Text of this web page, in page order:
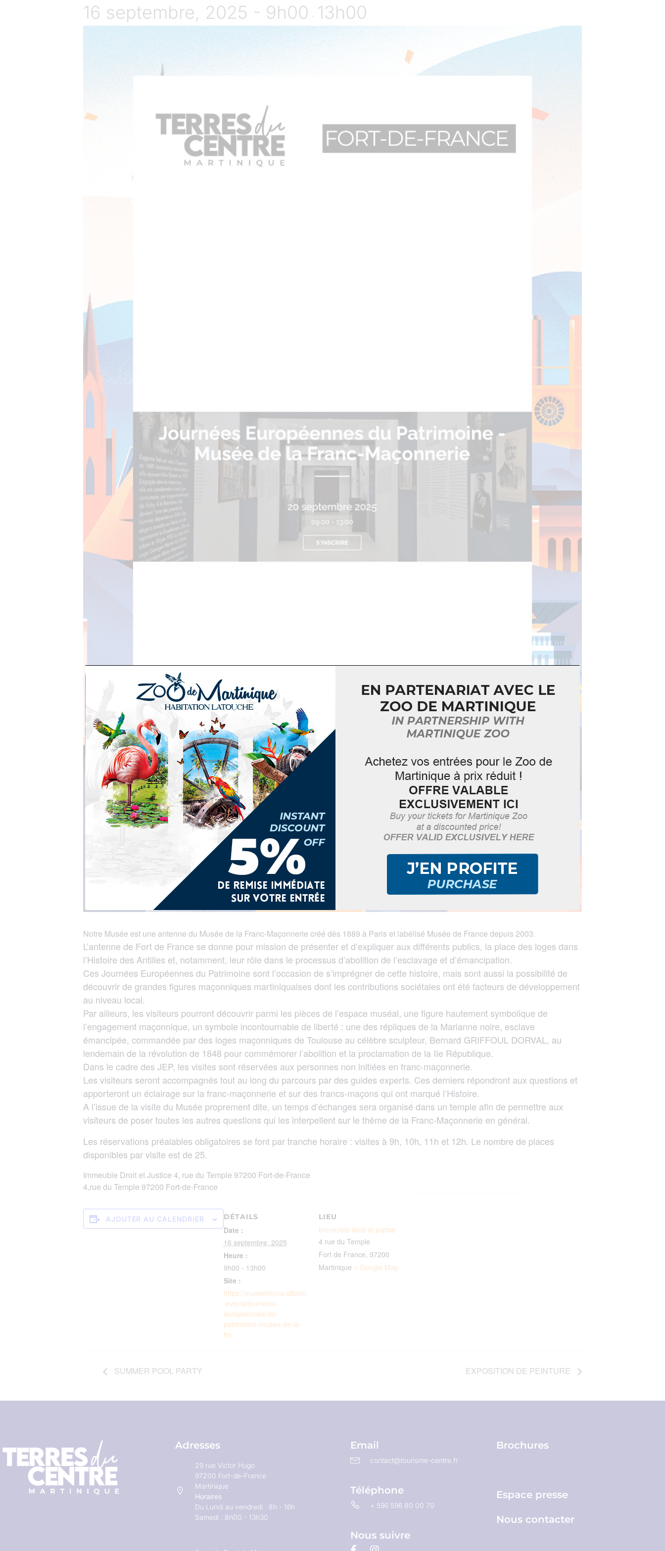
16 septembre, 2025 - 9h00 13h00
Notre Musée est une antenne du Musée de la Franc-Maçonnerie créé dès 1889 à Paris et labélisé Musée de France depuis 2003.
L’antenne de Fort de France se donne pour mission de présenter et d’expliquer aux différents publics, la place des loges dans
l’Histoire des Antilles et, notamment, leur rôle dans le processus d’abolition de l’esclavage et d’émancipation.
Ces Journées Européennes du Patrimoine sont l’occasion de s’imprégner de cette histoire, mais sont aussi la possibilité de
découvrir de grandes figures maçonniques martiniquaises dont les contributions sociétales ont été facteurs de développement
au niveau local.
Par ailleurs, les visiteurs pourront découvrir parmi les pièces de l’espace muséal, une figure hautement symbolique de
l’engagement maçonnique, un symbole incontournable de liberté : une des répliques de la Marianne noire, esclave
émancipée, commandée par des loges maçonniques de Toulouse au célèbre sculpteur, Bernard GRIFFOUL DORVAL, au
lendemain de la révolution de 1848 pour commémorer l’abolition et la proclamation de la IIe République.
Dans le cadre des JEP, les visites sont réservées aux personnes non initiées en franc-maçonnerie.
Les visiteurs seront accompagnés tout au long du parcours par des guides experts. Ces derniers répondront aux questions et
apporteront un éclairage sur la franc-maçonnerie et sur des francs-maçons qui ont marqué l’Histoire.
A l’issue de la visite du Musée proprement dite, un temps d’échanges sera organisé dans un temple afin de permettre aux
visiteurs de poser toutes les autres questions qui les interpellent sur le thème de la Franc-Maçonnerie en général.
Les réservations préalables obligatoires se font par tranche horaire : visites à 9h, 10h, 11h et 12h. Le nombre de places
disponibles par visite est de 25.
Immeuble Droit et Justice 4, rue du Temple 97200 Fort-de-France
4,rue du Temple 97200 Fort-de-France
AJOUTER AU CALENDRIER DÉTAILS
Date :
16 septembre, 2025
Heure :
9h00 - 13h00
Site :
https://museefmmq.idloom
.events/journees-
europeennes-du-
patrimoine-musee-de-la-
fm
LIEU
Immeuble droit et justice
4 rue du Temple
Fort de France, 97200
Martinique + Google Map
SUMMER POOL PARTY EXPOSITION DE PEINTURE
Adresses
29 rue Victor Hugo
97200 Fort-de-France
Martinique
Horaires
Du Lundi au vendredi : 8h - 16h
Samedi : 8h00 - 13h30
Email
contact@tourisme-centre.fr
Téléphone
+ 596 596 80 00 70
Nous suivre
Brochures
Espace presse
Nous contacter